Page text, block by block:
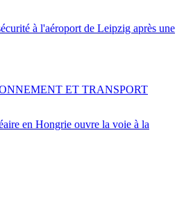
à l'aéroport de Leipzig après une
en Hongrie ouvre la voie à la
ET TRANSPORT